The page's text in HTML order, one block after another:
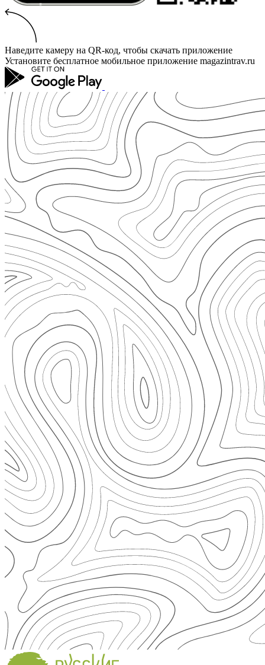
Наведите камеру на QR-код, чтобы скачать приложение
Установите бесплатное мобильное приложение magazintrav.ru